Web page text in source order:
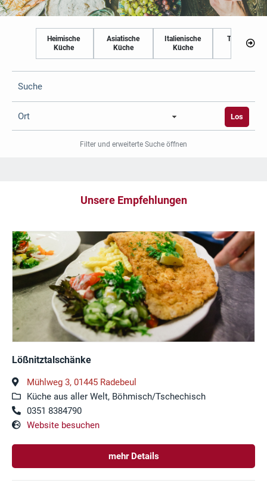
Heimische
Küche
Asiatische
Küche
Italienische
Küche
Türkische
Küche
Suche
Ort Los
Filter und erweiterte Suche öffnen
Unsere Empfehlungen
Lößnitztalschänke
Mühlweg 3, 01445 Radebeul
Küche aus aller Welt, Böhmisch/Tschechisch
0351 8384790
Website besuchen
mehr Details